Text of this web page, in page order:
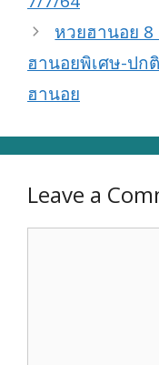
หวยฮานอย
ฮานอยพิเศษ-ปก
ฮานอย
Leave a